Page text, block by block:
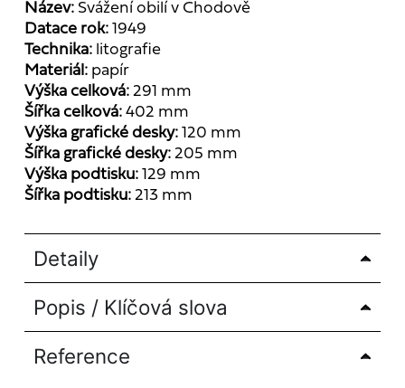
Název: Svážení obilí v Chodově
Datace rok: 1949
Technika: litografie
Materiál: papír
Výška celková: 291 mm
Šířka celková: 402 mm
Výška grafické desky: 120 mm
Šířka grafické desky: 205 mm
Výška podtisku: 129 mm
Šířka podtisku: 213 mm
Detaily
Popis / Klíčová slova
Reference